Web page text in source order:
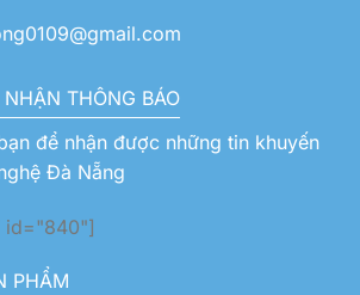
THÔNG BÁO
để nhận được những tin khuyến
Đà Nẵng
id="840"]
PHẨM